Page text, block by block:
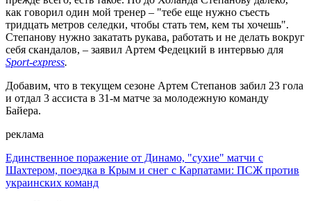
как говорил один мой тренер – "тебе еще нужно съесть
тридцать метров селедки, чтобы стать тем, кем ты хочешь".
Степанову нужно закатать рукава, работать и не делать вокруг
себя скандалов, – заявил Артем Федецкий в интервью для
Sport-express.
Добавим, что в текущем сезоне Артем Степанов забил 23 гола
и отдал 3 ассиста в 31-м матче за молодежную команду
Байера.
реклама
Единственное поражение от Динамо, "сухие" матчи с
Шахтером, поездка в Крым и снег с Карпатами: ПСЖ против
украинских команд